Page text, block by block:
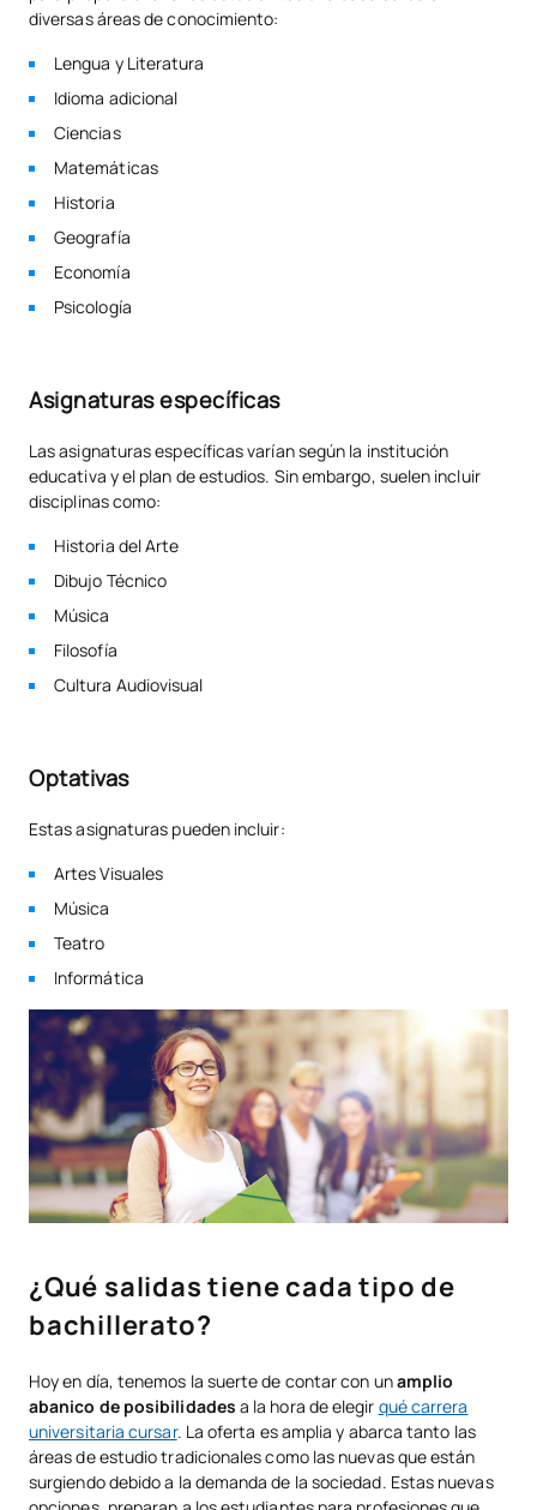
diversas áreas de conocimiento:
Lengua y Literatura
Idioma adicional
Ciencias
Matemáticas
Historia
Geografía
Economía
Psicología
Asignaturas específicas
Las asignaturas específicas varían según la institución
educativa y el plan de estudios. Sin embargo, suelen incluir
disciplinas como:
Historia del Arte
Dibujo Técnico
Música
Filosofía
Cultura Audiovisual
Optativas
Estas asignaturas pueden incluir:
Artes Visuales
Música
Teatro
Informática
¿Qué salidas tiene cada tipo de
bachillerato?
Hoy en día, tenemos la suerte de contar con unamplio
abanico de posibilidades a la hora de elegir qué carrera
universitaria cursar. La oferta es amplia y abarca tanto las
áreas de estudio tradicionales como las nuevas que están
surgiendo debido a la demanda de la sociedad. Estas nuevas